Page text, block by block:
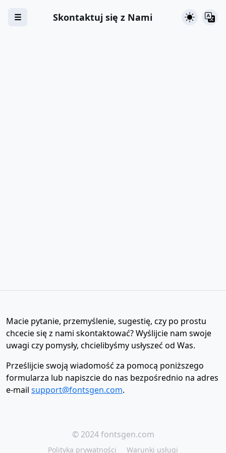
☰ Skontaktuj się z Nami
Macie pytanie, przemyślenie, sugestię, czy po prostu
chcecie się z nami skontaktować? Wyślijcie nam swoje
uwagi czy pomysły, chcielibyśmy usłyszeć od Was.
Prześlijcie swoją wiadomość za pomocą poniższego
formularza lub napiszcie do nas bezpośrednio na adres
e-mail support@fontsgen.com.
© 2024 fontsgen.com
Polityka prywatności Warunki usługi